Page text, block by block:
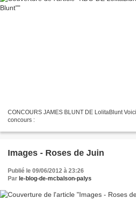
CONCOURS JAMES BLUNT DE LolitaBlunt
concours :
Images - Roses de Juin
Publié le 09/06/2012 à 23:26
Par le-blog-de-mcbalson-palys